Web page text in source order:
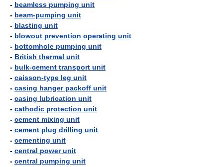
- beamless pumping unit
- beam-pumping unit
- blasting unit
- blowout prevention operating unit
- bottomhole pumping unit
- British thermal unit
- bulk-cement transport unit
- caisson-type leg unit
- casing hanger packoff unit
- casing lubrication unit
- cathodic protection unit
- cement mixing unit
- cement plug drilling unit
- cementing unit
- central power unit
- central pumping unit